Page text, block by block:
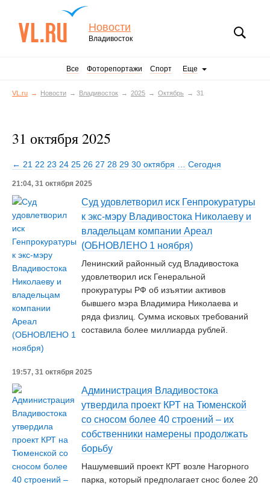
Новости
Владивосток
Все Фоторепортажи Спорт Еще
VL.ru Новости Владивосток 2025 Октябрь 31
31 октября 2025
← 21 22 23 24 25 26 27 28 29 30 октября Сегодня
21:04, 31 октября 2025
Суд удовлетворил иск Генпрокуратуры
к экс-мэру Владивостока Николаеву и
владельцам компании Ареал
(ОБНОВЛЕНО 1 ноября)
Ленинский районный суд Владивостока
удовлетворил иск Генеральной
прокуратуры РФ об изъятии активов
бывшего мэра Владимира Николаева и
ряда физлиц. Сумма исковых требований
составила более миллиарда рублей.
19:57, 31 октября 2025
Администрация Владивостока
утвердила проект КРТ на Тюменской
со сносом более 40 строений – их
собственники намерены продолжать
борьбу
Нашумевший проект КРТ возле Нагорного
парка, который предполагает снос более 20